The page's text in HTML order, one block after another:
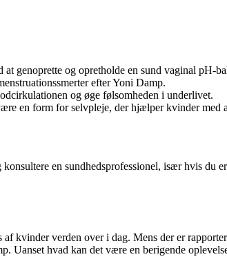
genoprette og opretholde en sund vaginal pH-
efter Yoni Damp.
og øge følsomheden i underlivet.
en form for selvpleje, der hjælper kvinder med
en sundhedsprofessionel, især hvis du
kvinder verden over i dag. Mens der er
Uanset hvad kan det være en berigende